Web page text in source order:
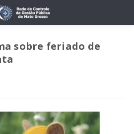
sobre feriado de